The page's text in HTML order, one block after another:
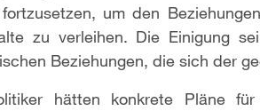
um den
zu verleihen. Die Einigung
Beziehungen, die sich der
hätten konkrete Pläne